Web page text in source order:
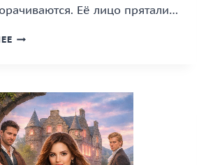
Её лицо прятали…
«НЕПРАВИЛЬНАЯ